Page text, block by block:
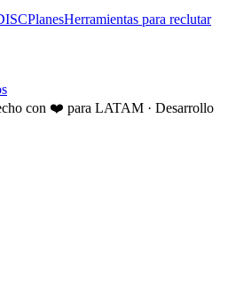
PlanesHerramientas para reclutar
con ❤️ para LATAM · Desarrollo